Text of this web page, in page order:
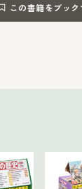
この書籍をブック